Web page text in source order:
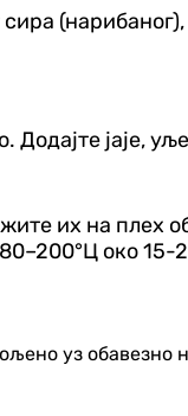
јаје,
их на
око
уз